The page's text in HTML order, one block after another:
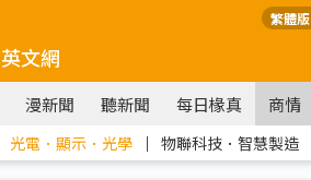
繁體版
英文網
漫新聞 聽新聞 每日椽真 商情
光電．顯示．光學 ｜ 物聯科技．智慧製造